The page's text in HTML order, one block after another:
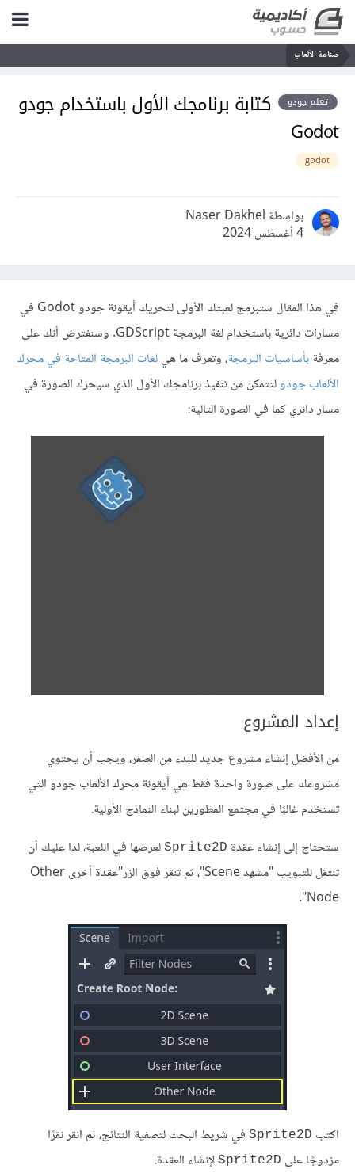
صناعة الألعاب
تعلم جودو
كتابة برنامجك الأول باستخدام جودو
Godot
godot
بواسطة Naser Dakhel
4 أغسطس 2024
في هذا المقال ستبرمج لعبتك الأولى لتحريك أيقونة جودو Godot في
مسارات دائرية باستخدام لغة البرمجة GDScript. وسنفترض أنك على
معرفةبأساسيات البرمجة، وتعرف ما هيلغات البرمجة المتاحة في محرك
الألعاب جودولتتمكن من تنفيذ برنامجك الأول الذي سيحرك الصورة في
مسار دائري كما في الصورة التالية:
إعداد المشروع
من الأفضل إنشاء مشروع جديد للبدء من الصفر، ويجب أن يحتوي
مشروعك على صورة واحدة فقط هي أيقونة محرك الألعاب جودو التي
تستخدم غالبًا في مجتمع المطورين لبناء النماذج الأولية.
ستحتاج إلى إنشاء عقدة Sprite2D لعرضها في اللعبة، لذا عليك أن
تنتقل للتبويب "مشهد Scene"، ثم تنقر فوق الزر"عقدة أخرى Other
Node".
اكتب Sprite2D في شريط البحث لتصفية النتائج، ثم انقر نقرًا
مزدوجًا على Sprite2D لإنشاء العقدة.